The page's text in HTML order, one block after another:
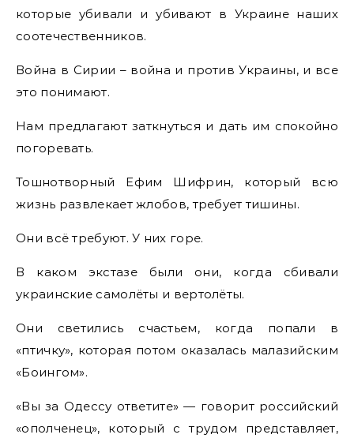
которые убивали и убивают в Украине наших
соотечественников.
Война в Сирии – война и против Украины, и все
это понимают.
Нам предлагают заткнуться и дать им спокойно
погоревать.
Тошнотворный Ефим Шифрин, который всю
жизнь развлекает жлобов, требует тишины.
Они всё требуют. У них горе.
В каком экстазе были они, когда сбивали
украинские самолёты и вертолёты.
Они светились счастьем, когда попали в
«птичку», которая потом оказалась малазийским
«Боингом».
«Вы за Одессу ответите» — говорит российский
«ополченец», который с трудом представляет,